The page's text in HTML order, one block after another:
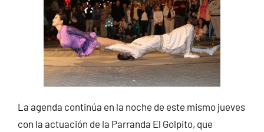
La agenda continúa en la noche de este mismo jueves
con la actuación de la Parranda El Golpito, que